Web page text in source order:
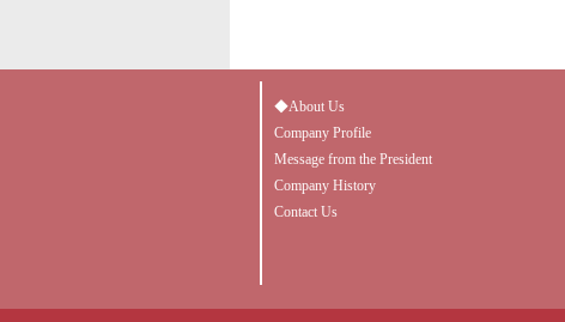
◆About Us
Company Profile
Message from the President
Company History
Contact Us